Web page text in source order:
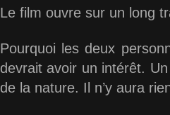
Le film ouvre sur un long
Pourquoi les deux
devrait avoir un intérêt.
de la nature. Il n’y aura